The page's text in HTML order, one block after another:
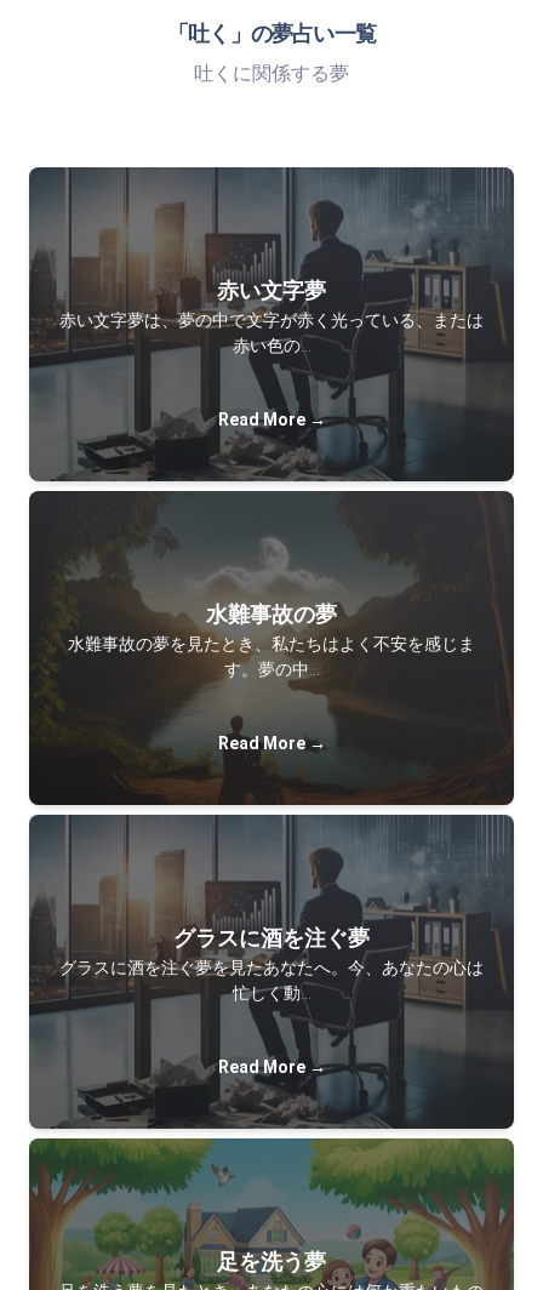
「吐く」の夢占い一覧
吐くに関係する夢
赤い文字夢
赤い文字夢は、夢の中で文字が赤く光っている、または
赤い色の…
Read More →
水難事故の夢
水難事故の夢を見たとき、私たちはよく不安を感じま
す。夢の中…
Read More →
グラスに酒を注ぐ夢
グラスに酒を注ぐ夢を見たあなたへ。今、あなたの心は
忙しく動…
Read More →
足を洗う夢